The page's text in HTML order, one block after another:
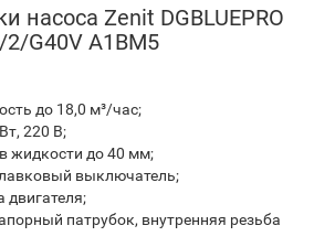
насоса Zenit DGBLUEPRO
2/G40V A1BM5
до 18,0 м³/час;
220 В;
жидкости до 40 мм;
выключатель;
двигателя;
патрубок, внутренняя резьба